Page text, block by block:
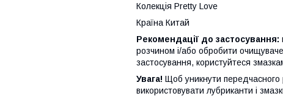
Колекція Pretty Love
Країна Китай
Рекомендації до застосування:
розчином і/або обробити
застосування, користуйтеся
Увага! Щоб уникнути передчасного
використовувати лубриканти і